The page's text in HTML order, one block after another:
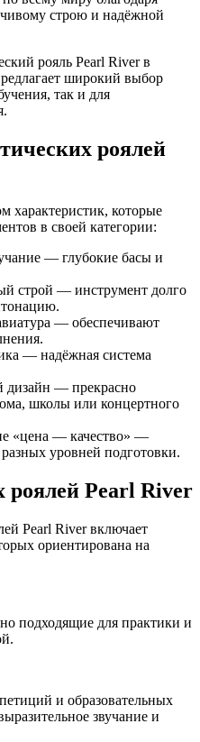
строю и надёжной
рояль Pearl River в
широкий выбор
так и для
роялей
характеристик, которые
в своей категории:
— глубокие басы и
строй — инструмент долго
— обеспечивают
— надёжная система
дизайн — прекрасно
школы или концертного
«цена — качество» —
уровней подготовки.
роялей Pearl River
Pearl River включает
ориентирована на
подходящие для практики и
и образовательных
звучание и